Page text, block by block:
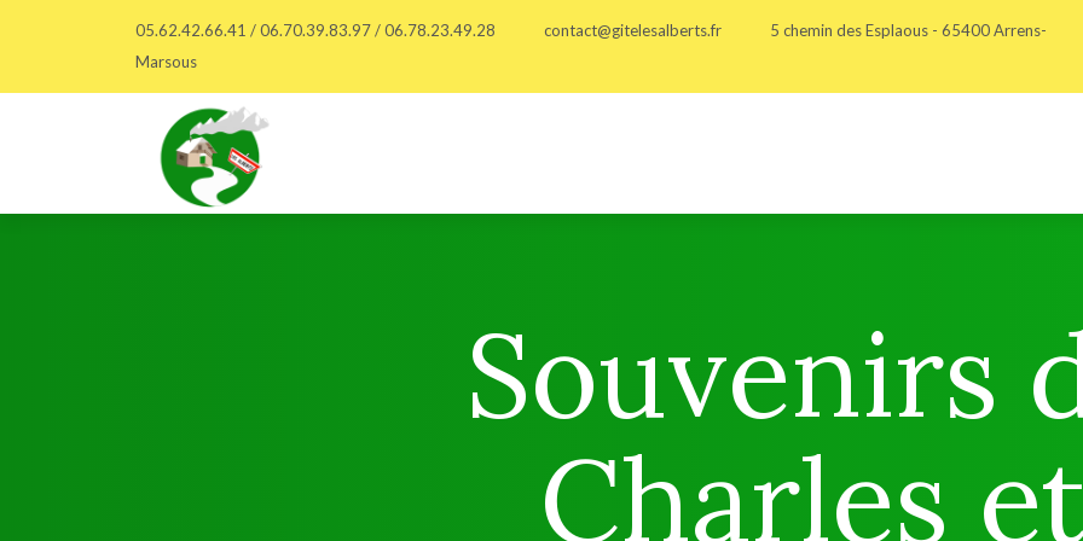
05.62.42.66.41 / 06.70.39.83.97 / 06.78.23.49.28 contact@gitelesalberts.fr
5 chemin des Esplaous - 65400 Arrens-
Marsous
Souvenirs
Charles